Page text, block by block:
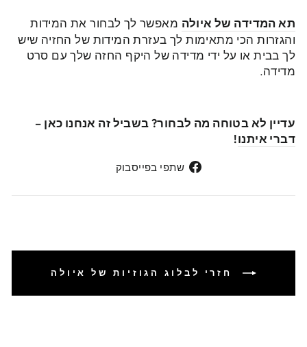
תא המדידה של איולה מאפשר לך לבחור את המידות
והגזרות הכי מתאימות לך בעזרת המידות של החזיה שיש
לך בבית או על ידי מדידה של היקף החזה שלך עם סרט
מדידה.
עדיין לא בטוחה מה לבחור? בשביל זה אנחנו כאן –
דברי איתנו!
שתפי בפייסבוק
חזרי לבלוג הגוזיות של איולה